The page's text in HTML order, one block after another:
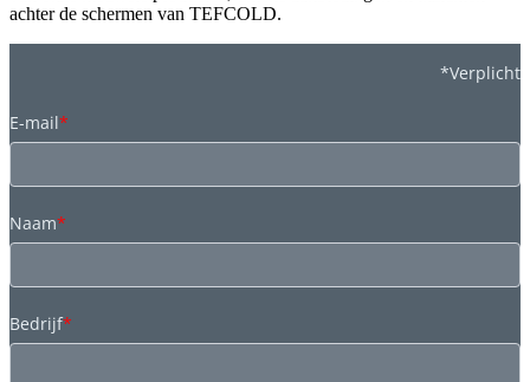
achter de schermen van TEFCOLD.
*Verplicht
E-mail*
Naam*
Bedrijf*